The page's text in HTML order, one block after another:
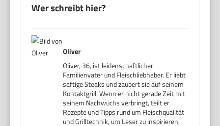
Wer schreibt hier?
Oliver
Oliver, 36, ist leidenschaftlicher
Familienvater und Fleischliebhaber. Er liebt
saftige Steaks und zaubert sie auf seinem
Kontaktgrill. Wenn er nicht gerade Zeit mit
seinem Nachwuchs verbringt, teilt er
Rezepte und Tipps rund um Fleischqualität
und Grilltechnik, um Leser zu inspirieren,